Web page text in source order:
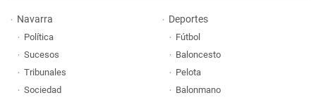
Navarra
Política
Sucesos
Tribunales
Sociedad
Deportes
Fútbol
Baloncesto
Pelota
Balonmano